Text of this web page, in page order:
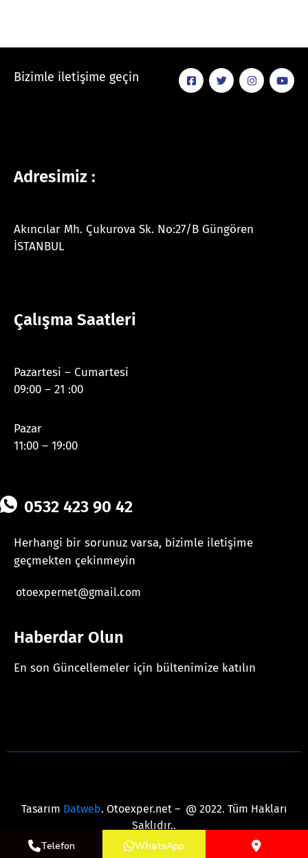
Bizimle iletişime geçin
Adresimiz :
Akıncılar Mh. Çukurova Sk. No:27/B Güngören
İSTANBUL
Çalışma Saatleri
Pazartesi – Cumartesi
09:00 – 21 :00
Pazar
11:00 – 19:00
0532 423 90 42
Herhangi bir sorunuz varsa, bizimle iletişime
geçmekten çekinmeyin
otoexpernet@gmail.com
Haberdar Olun
En son Güncellemeler için bültenimize katılın
Tasarım Datweb. Otoexper.net – @ 2022. Tüm Hakları
Saklıdır..
Telefon
WhatsApp